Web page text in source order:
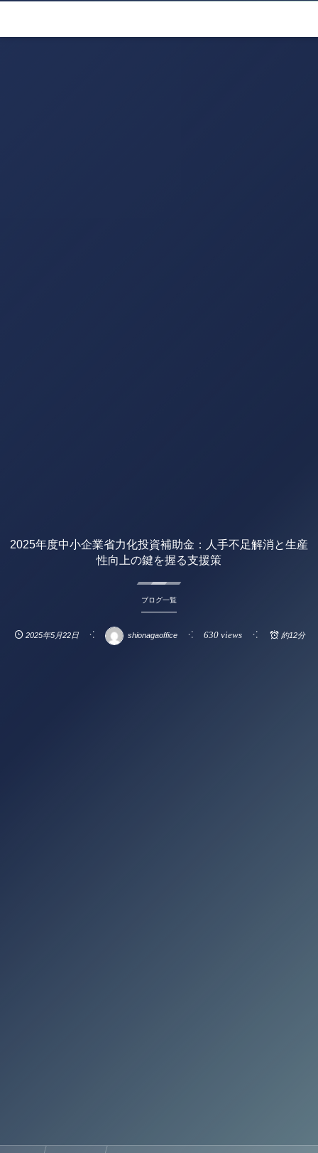
2025年度中小企業省力化投資補助金：人手不足解消と生産
性向上の鍵を握る支援策
ブログ一覧
2025年5月22日 shionagaoffice 630 views 約12分